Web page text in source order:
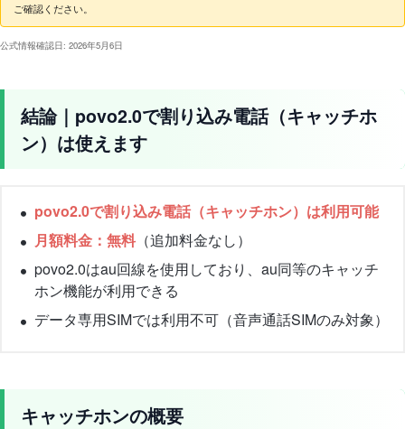
ご確認ください。
公式情報確認日: 2026年5月6日
結論｜povo2.0で割り込み電話（キャッチホ
ン）は使えます
povo2.0で割り込み電話（キャッチホン）は利用可能
月額料金：無料 （追加料金なし）
povo2.0はau回線を使用しており、au同等のキャッチ
ホン機能が利用できる
データ専用SIMでは利用不可（音声通話SIMのみ対象）
キャッチホンの概要